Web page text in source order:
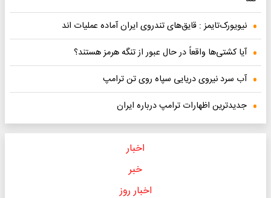
نیویورک‌تایمز : قایق‌های تندروی ایران آماده عملیات اند
آیا کشتی‌ها واقعاً در حال عبور از تنگه هرمز هستند؟
آب سرد نیروی دریایی سپاه روی تن ترامپ
جدیدترین اظهارات ترامپ درباره ایران
اخبار
خبر
اخبار روز